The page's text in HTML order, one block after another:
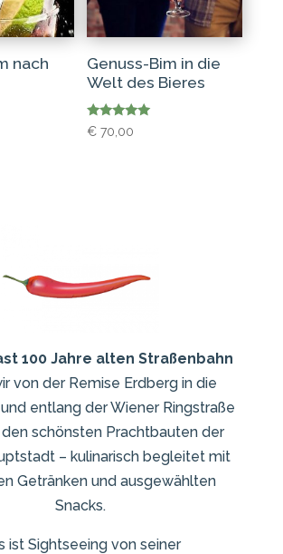
nach
Genuss-Bim in die
Welt des Bieres
Bewertet
mit
€ 70,00
100 Jahre alten Straßenbahn
von der Remise Erdberg in die
entlang der Wiener Ringstraße
schönsten Prachtbauten der
– kulinarisch begleitet mit
Getränken und ausgewählten
Snacks.
ist Sightseeing von seiner